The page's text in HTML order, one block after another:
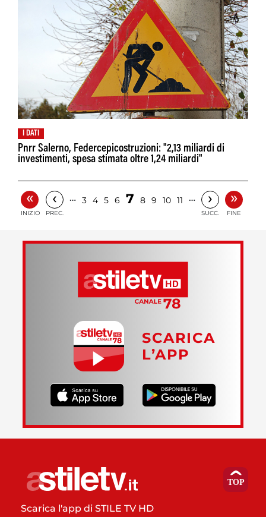
I DATI
Pnrr Salerno, Federcepicostruzioni: "2,13 miliardi di
investimenti, spesa stimata oltre 1,24 miliardi"
«
INIZIO
‹
PREC.
… 3 4 5 6 7 8 9 10 11 … ›
SUCC.
»
FINE
SCARICA
L’APP
Scarica l'app di STILE TV HD